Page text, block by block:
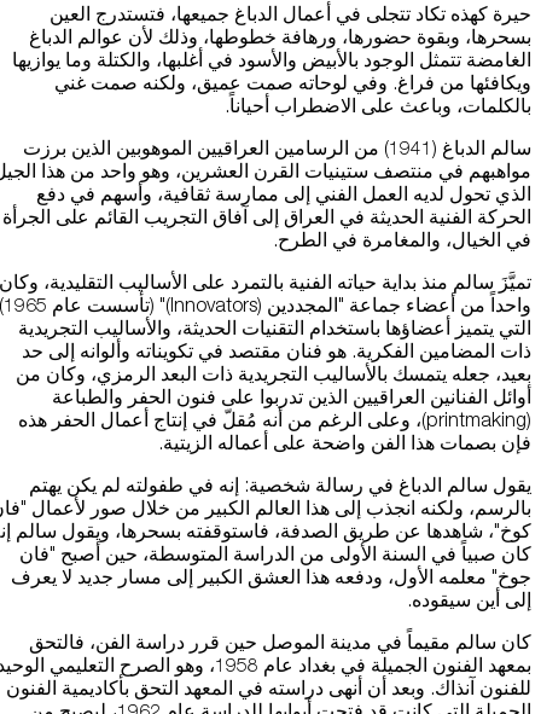
حيرة كهذه تكاد تتجلى في أعمال الدباغ جميعها، فتستدرج العين
بسحرها، وبقوة حضورها، ورهافة خطوطها، وذلك لأن عوالم الدباغ
الغامضة تتمثل الوجود بالأبيض والأسود في أغلبها، والكتلة وما يوازيها
ويكافئها من فراغ. وفي لوحاته صمت عميق، ولكنه صمت غني
بالكلمات، وباعث على الاضطراب أحياناً.
سالم الدباغ (1941) من الرسامين العراقيين الموهوبين الذين برزت
مواهبهم في منتصف ستينيات القرن العشرين، وهو واحد من هذا
الذي تحول لديه العمل الفني إلى ممارسة ثقافية، وأسهم في دفع
الحركة الفنية الحديثة في العراق إلى آفاق التجريب القائم على الجرأة
في الخيال، والمغامرة في الطرح.
تميَّزَ سالم منذ بداية حياته الفنية بالتمرد على الأساليب التقليدية، وكان
واحداً من أعضاء جماعة "المجددين (Innovators)" (تأسست عام 1965)
التي يتميز أعضاؤها باستخدام التقنيات الحديثة، والأساليب التجريدية
ذات المضامين الفكرية. هو فنان مقتصد في تكويناته وألوانه إلى حد
بعيد، جعله يتمسك بالأساليب التجريدية ذات البعد الرمزي، وكان من
أوائل الفنانين العراقيين الذين تدربوا على فنون الحفر والطباعة
(printmaking)، وعلى الرغم من أنه مُقلّ في إنتاج أعمال الحفر هذه
فإن بصمات هذا الفن واضحة على أعماله الزيتية.
يقول سالم الدباغ في رسالة شخصية: إنه في طفولته لم يكن يهتم
بالرسم، ولكنه انجذب إلى هذا العالم الكبير من خلال صور لأعمال
كوخ"، شاهدها عن طريق الصدفة، فاستوقفته بسحرها، ويقول سالم
كان صبياً في السنة الأولى من الدراسة المتوسطة، حين أصبح "فان
جوخ" معلمه الأول، ودفعه هذا العشق الكبير إلى مسار جديد لا يعرف
إلى أين سيقوده.
كان سالم مقيماً في مدينة الموصل حين قرر دراسة الفن، فالتحق
بمعهد الفنون الجميلة في بغداد عام 1958، وهو الصرح التعليمي
للفنون آنذاك. وبعد أن أنهى دراسته في المعهد التحق بأكاديمية الفنون
رعاة متاحف قطر
استضافة الفعاليات
سهولة الوصول والحركة
الشروط والأحكام
سياسة ملفات تعريف الارتباط